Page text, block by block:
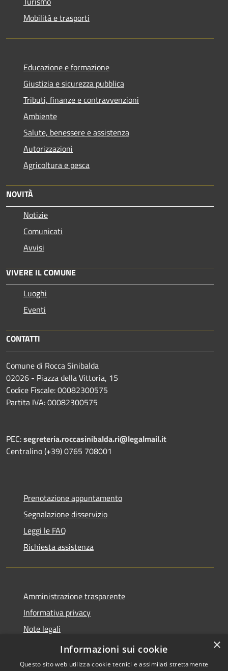
Mobilità e trasporti
Educazione e formazione
Giustizia e sicurezza pubblica
Tributi, finanze e contravvenzioni
Ambiente
Salute, benessere e assistenza
Autorizzazioni
Agricoltura e pesca
NOVITÀ
Notizie
Comunicati
Avvisi
VIVERE IL COMUNE
Luoghi
Eventi
CONTATTI
Comune di Rocca Sinibalda
02026 - Piazza della Vittoria, 15
Codice Fiscale: 00082300575
Partita IVA: 00082300575
PEC:segreteria.roccasinibalda.ri@legalmail.it
Centralino (+39) 0765 708001
Prenotazione appuntamento
Segnalazione disservizio
Leggi le FAQ
Richiesta assistenza
Amministrazione trasparente
Informativa privacy
Note legali
Dichiarazione di accessibilità
×
Informazioni sui cookie
Questo sito web utilizza cookie tecnici e assimilati strettamente